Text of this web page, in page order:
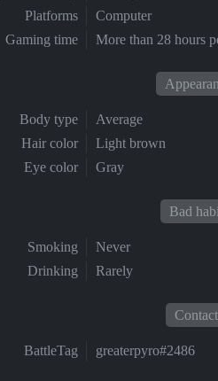
Platforms
Computer
Gaming time
More than 28 hours
Body type
Average
Hair color
Light brown
Eye color
Gray
Bad
Smoking
Never
Drinking
Rarely
BattleTag greaterpyro#2486